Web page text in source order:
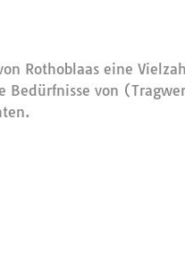
Rothoblaas eine
Bedürfnisse von